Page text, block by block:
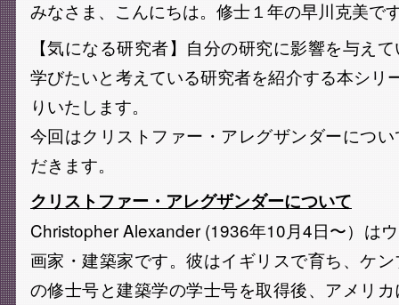
みなさま、こんにちは。修士１年の早川克美で
【気になる研究者】自分の研究に影響を与え
学びたいと考えている研究者を紹介する本シリ
りいたします。
今回はクリストファー・アレグザンダーにつ
だきます。
クリストファー・アレグザンダーについて
Christopher Alexander (1936年10月4日〜）は
画家・建築家です。彼はイギリスで育ち、ケ
の修士号と建築学の学士号を取得後、アメリ